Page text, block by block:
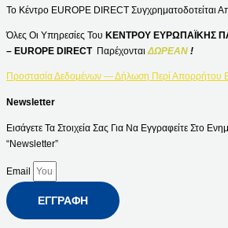
Το Κέντρο EUROPE DIRECT Συγχρηματοδοτείται
Όλες Οι Υπηρεσίες Του ΚΕΝΤΡΟΥ ΕΥΡΩΠΑΪΚΗΣ
– EUROPE DIRECT Παρέχονται ΔΩΡΕΑΝ !
Προστασία Δεδομένων — Δήλωση Περί Απορρήτου
Newsletter
Εισάγετε Τα Στοιχεία Σας Για Να Εγγραφείτε Στο
“Newsletter”
Email
ΕΓΓΡΑΦΉ